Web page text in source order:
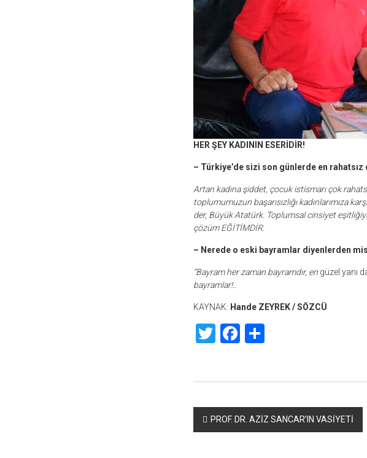
HER ŞEY KADININ ESERİDİR!
– Türkiye’de sizi son günlerde en rahatsız
Artan kadına şiddet, çocuk istismarı çok
toplumumuzun başarısızlığı kadınlarımıza
der, Büyük Atatürk. Toplumsal cinsiyet
çözüm EĞİTİMDİR.
– Nerede o eski bayramlar diyenlerden
“Bayram her zaman bayramdır, en güzel yanı
bayramlar!..
KAYNAK: Hande ZEYREK / SÖZCÜ
TwitterFacebook
Share
Yazı
dolaşımı
PROF. DR. AZİZ SANCAR’IN VASİYETİ